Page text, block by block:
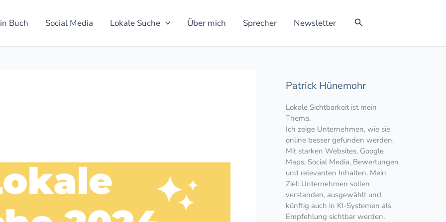
Buch Social Media Lokale Suche Über mich Sprecher Newsletter Suchen
Patrick Hünemohr
Lokale Sichtbarkeit ist mein
Thema.
Ich zeige Unternehmen, wie sie
online besser gefunden werden.
Mit starken Websites, Google
Maps, Social Media, Bewertungen
und relevanten Inhalten. Mein
Ziel: Unternehmen sollen
verstanden, ausgewählt und
künftig auch in KI-Systemen als
Empfehlung sichtbar werden.